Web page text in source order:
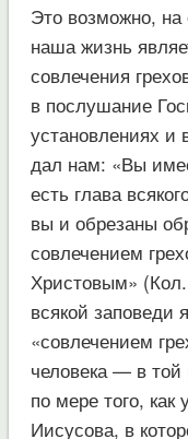
Это возможно, на
наша жизнь
совлечения
в послушание
установлениях и
дал нам: «Вы
есть глава
вы и обрезаны
совлечением
Христовым»
всякой заповеди
«совлечением
человека — в
по мере того, как
Иисусова, в